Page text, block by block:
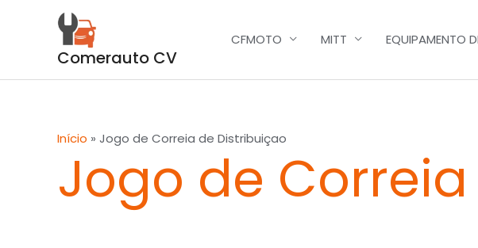
Comerauto CV
CFMOTO MITT EQUIPAMENTO
Início » Jogo de Correia de Distribuiçao
Jogo de